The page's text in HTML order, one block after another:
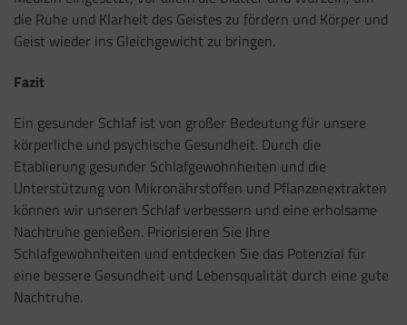
die Ruhe und Klarheit des Geistes zu fördern und Körper und
Geist wieder ins Gleichgewicht zu bringen.
Fazit
Ein gesunder Schlaf ist von großer Bedeutung für unsere
körperliche und psychische Gesundheit. Durch die
Etablierung gesunder Schlafgewohnheiten und die
Unterstützung von Mikronährstoffen und Pflanzenextrakten
können wir unseren Schlaf verbessern und eine erholsame
Nachtruhe genießen. Priorisieren Sie Ihre
Schlafgewohnheiten und entdecken Sie das Potenzial für
eine bessere Gesundheit und Lebensqualität durch eine gute
Nachtruhe.